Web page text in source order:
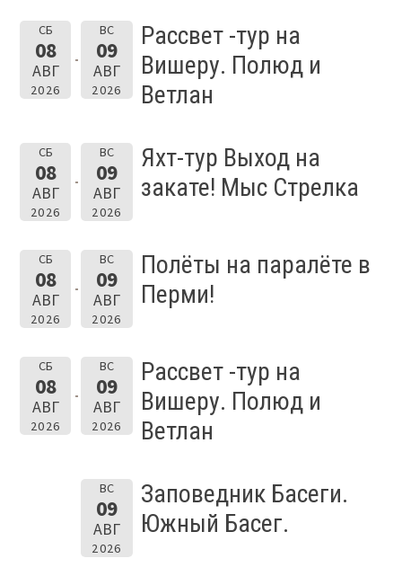
СБ
08
АВГ
2026
ВС
09
АВГ
2026
Рассвет -тур на
Вишеру. Полюд и
Ветлан
СБ
08
АВГ
2026
ВС
09
АВГ
2026
Яхт-тур Выход на
закате! Мыс Стрелка
СБ
08
АВГ
2026
ВС
09
АВГ
2026
Полёты на паралёте в
Перми!
СБ
08
АВГ
2026
ВС
09
АВГ
2026
Рассвет -тур на
Вишеру. Полюд и
Ветлан
ВС
09
АВГ
2026
Заповедник Басеги.
Южный Басег.